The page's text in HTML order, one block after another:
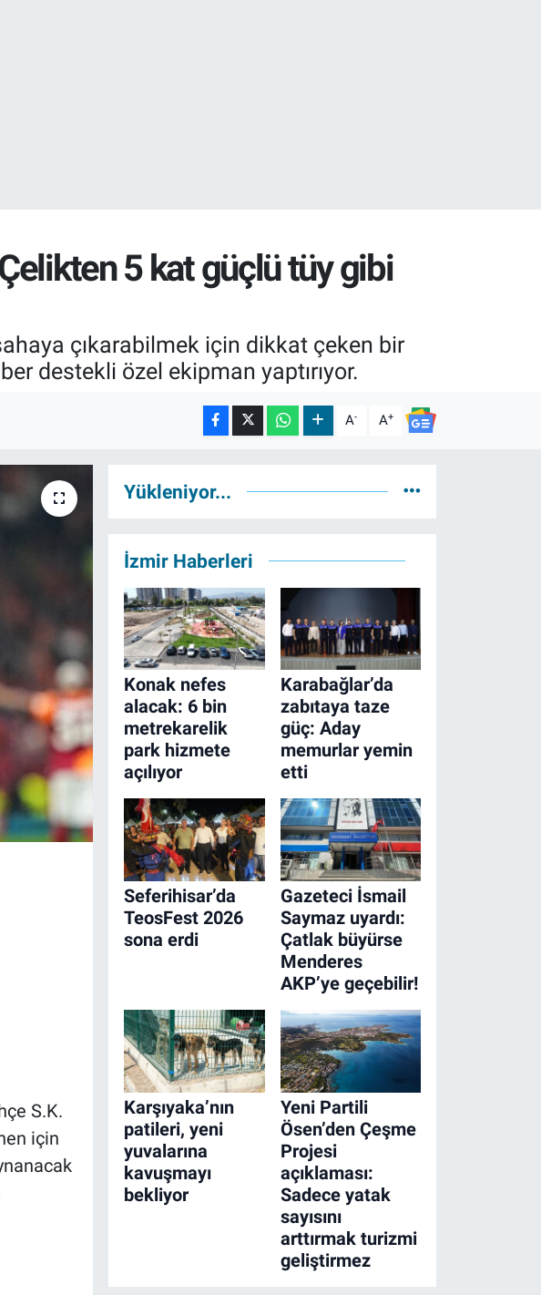
5 kat güçlü tüy gibi
çıkarabilmek için dikkat çeken bir
destekli özel ekipman yaptırıyor.
A- A+
S.K.
için
Yükleniyor...
İzmir Haberleri
Konak nefes
alacak: 6 bin
metrekarelik
park hizmete
açılıyor
Karabağlar’da
zabıtaya taze
güç: Aday
memurlar yemin
etti
Seferihisar’da
TeosFest 2026
sona erdi
Gazeteci İsmail
Saymaz uyardı:
Çatlak büyürse
Menderes
AKP’ye geçebilir!
Karşıyaka’nın
patileri, yeni
yuvalarına
kavuşmayı
bekliyor
Yeni Partili
Ösen’den Çeşme
Projesi
açıklaması:
Sadece yatak
sayısını
arttırmak turizmi
geliştirmez